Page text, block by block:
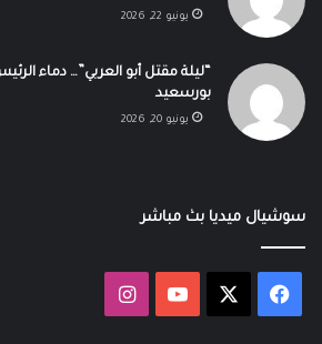
يونيو 22, 2026
“ليلة مقتل أبو العربي”… دماء
بورسعيد
يونيو 20, 2026
سوشيال ميديا بث مباشر
فيسبوك ‫YouTubeانستقرام